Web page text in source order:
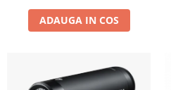
ADAUGA IN COS